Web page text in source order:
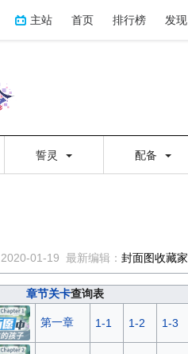
主站 首页 排行榜 发现
誓灵 配备
2020-01-19 最新编辑： 封面图收藏家
章节关卡查询表
第一章 1-1 1-2 1-3